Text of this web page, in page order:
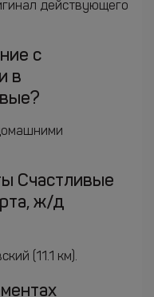
действующего
с
в
Счастливые
ж/д
(11.1 км).